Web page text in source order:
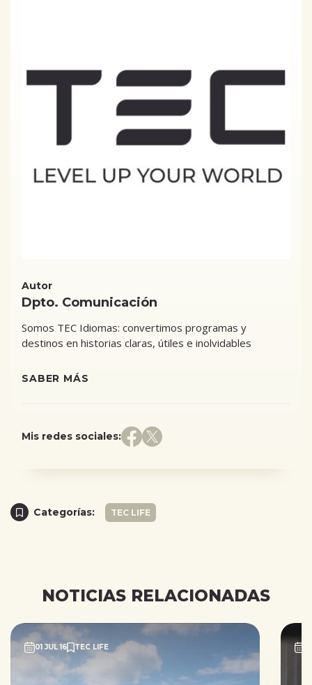
Autor
Dpto. Comunicación
Somos TEC Idiomas: convertimos programas y
destinos en historias claras, útiles e inolvidables
SABER MÁS
Mis redes sociales:
Categorías: TEC LIFE
NOTICIAS RELACIONADAS
01 JUL 16 TEC LIFE